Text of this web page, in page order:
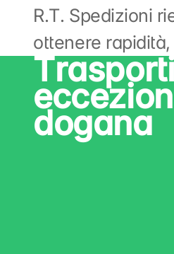
R.T. Spedizioni
ottenere
dogana